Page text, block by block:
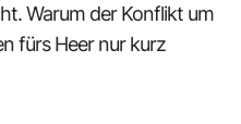
Warum der Konflikt um
fürs Heer nur kurz